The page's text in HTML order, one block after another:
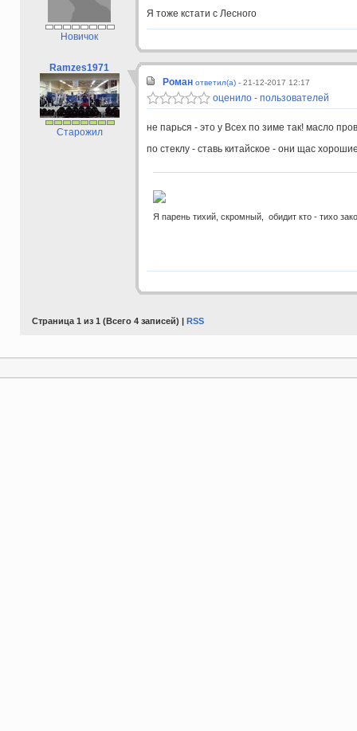
Новичок
Я тоже кстати с Лесного
Ramzes1971
Старожил
Роман ответил(а) - 21-12-2017 12:17
оценило - пользователей
не парься - это у Всех по зиме так! масло
по стеклу - ставь китайское - они щас
Я парень тихий, скромный, обидит кто - тихо
Страница 1 из 1 (Всего 4 записей) | RSS